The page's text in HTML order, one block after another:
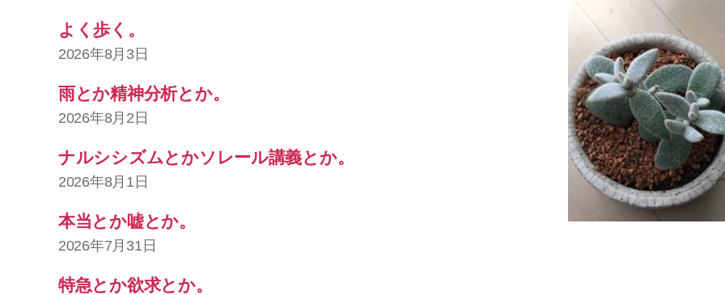
よく歩く。
2026年8月3日
雨とか精神分析とか。
2026年8月2日
ナルシシズムとかソレール講義とか。
2026年8月1日
本当とか嘘とか。
2026年7月31日
特急とか欲求とか。